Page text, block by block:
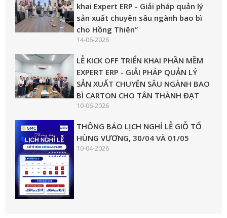
khai Expert ERP - Giải pháp quản lý
sản xuất chuyên sâu ngành bao bì
cho Hồng Thiên”
14-06-2026
LỄ KICK OFF TRIỂN KHAI PHẦN MỀM
EXPERT ERP - GIẢI PHÁP QUẢN LÝ
SẢN XUẤT CHUYÊN SÂU NGÀNH BAO
BÌ CARTON CHO TÂN THÀNH ĐẠT
10-06-2026
THÔNG BÁO LỊCH NGHỈ LỄ GIỖ TỔ
HÙNG VƯƠNG, 30/04 VÀ 01/05
10-04-2026